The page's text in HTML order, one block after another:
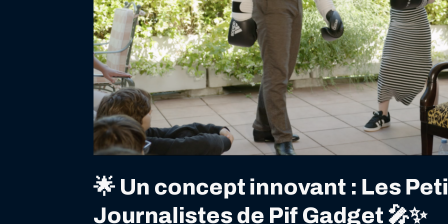
🌟 Un concept innovant : Les
Journalistes de Pif Gadget 🎤✨